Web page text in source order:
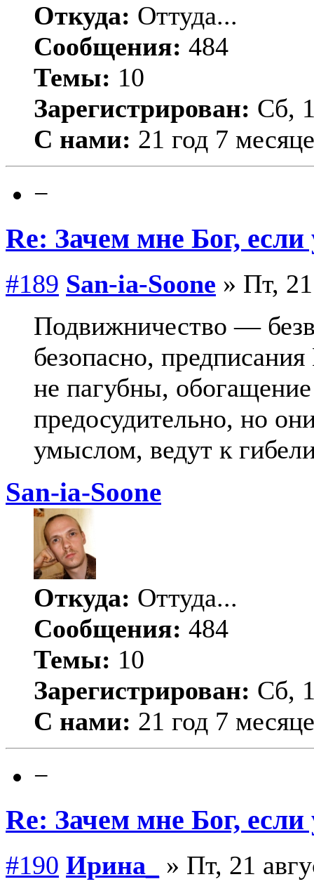
Откуда: Оттуда...
Сообщения: 484
Темы: 10
Зарегистрирован: Сб,
С нами: 21 год 7
−
Re: Зачем мне Бог,
#189 San-ia-Soone » Пт,
Подвижничество —
безопасно,
не пагубны,
предосудительно, но
умыслом, ведут к
San-ia-Soone
Откуда: Оттуда...
Сообщения: 484
Темы: 10
Зарегистрирован: Сб,
С нами: 21 год 7
−
Re: Зачем мне Бог,
#190 Ирина_
» Пт, 21